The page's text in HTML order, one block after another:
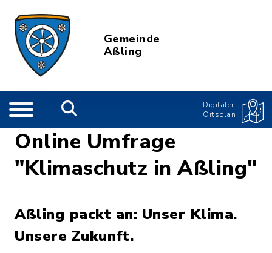
Gemeinde
Aßling
Digitaler
Ortsplan
Online Umfrage
"Klimaschutz in Aßling"
Aßling packt an: Unser Klima.
Unsere Zukunft.